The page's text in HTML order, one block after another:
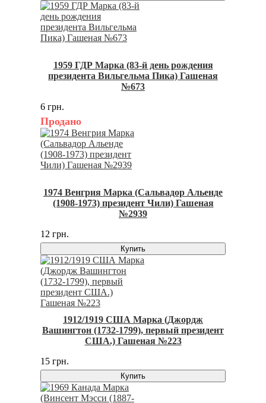
1959 ГДР Марка (83-й день рождения
президента Вильгельма Пика) Гашеная
№673
6 грн.
Продано
1974 Венгрия Марка (Сальвадор Альенде
(1908-1973) президент Чили) Гашеная
№2939
12 грн.
Купить
1912/1919 США Марка (Джордж
Вашингтон (1732-1799), первый президент
США.) Гашеная №223
15 грн.
Купить